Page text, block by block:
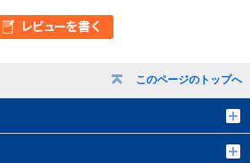
このページのトップへ